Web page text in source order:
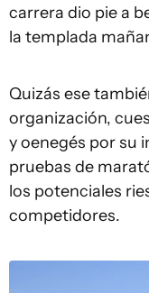
carrera dio pie a
la templada
Quizás ese
organización,
y oenegés por su
pruebas de
los potenciales
competidores.